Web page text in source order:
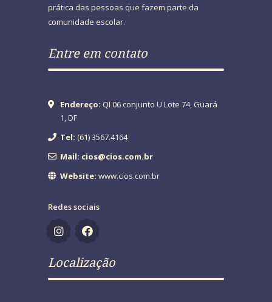
prática das pessoas que fazem parte da
comunidade escolar.
Entre em contato
Endereço: QI 06 conjunto U Lote 74, Guará
1, DF
Tel: (61) 3567.4164
Mail: cios@cios.com.br
Website: www.cios.com.br
Redes sociais
Localização